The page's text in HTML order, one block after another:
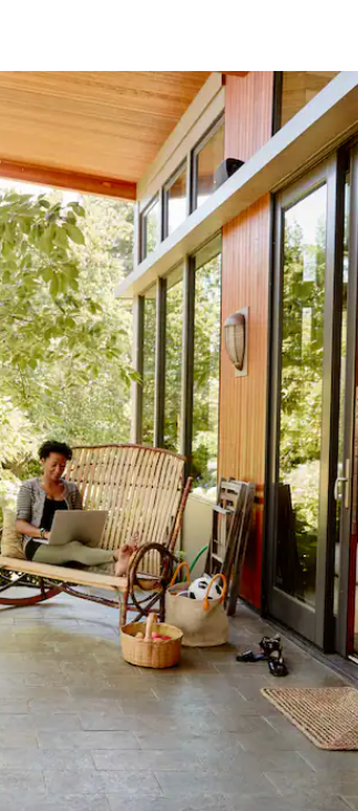
juu na chini au uchunguze kwa kugusa au